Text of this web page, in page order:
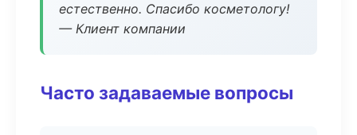
естественно. Спасибо косметологу!
— Клиент компании
Часто задаваемые вопросы